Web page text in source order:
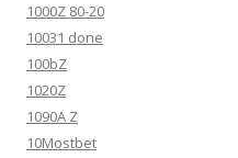
1000Z 80-20
10031 done
100bZ
1020Z
1090A Z
10Mostbet